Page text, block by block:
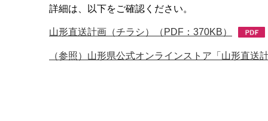
詳細は、以下をご確認ください。
山形直送計画（チラシ）（PDF：370KB）
（参照）山形県公式オンラインストア「山形直送